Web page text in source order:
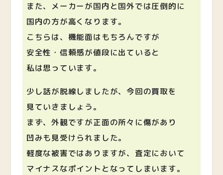
また、メーカーが国内と国外では圧倒的に
国内の方が高くなります。
こちらは、機能面はもちろんですが
安全性・信頼感が値段に出ていると
私は思っています。
少し話が脱線しましたが、今回の買取を
見ていきましょう。
まず、外観ですが正面の所々に傷があり
凹みも見受けられました。
軽度な被害ではありますが、査定において
マイナスなポイントとなってしまいます。